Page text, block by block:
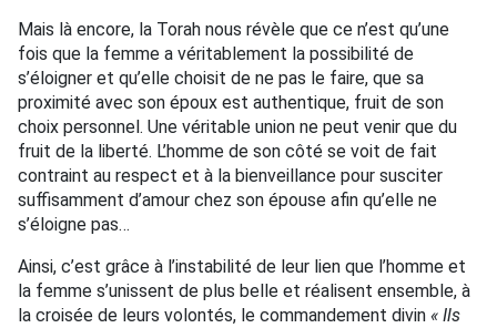
Mais là encore, la Torah nous révèle que ce n’est qu’une
fois que la femme a véritablement la possibilité de
s’éloigner et qu’elle choisit de ne pas le faire, que sa
proximité avec son époux est authentique, fruit de son
choix personnel. Une véritable union ne peut venir que du
fruit de la liberté. L’homme de son côté se voit de fait
contraint au respect et à la bienveillance pour susciter
suffisamment d’amour chez son épouse afin qu’elle ne
s’éloigne pas…
Ainsi, c’est grâce à l’instabilité de leur lien que l’homme et
la femme s’unissent de plus belle et réalisent ensemble, à
la croisée de leurs volontés, le commandement divin « Ils